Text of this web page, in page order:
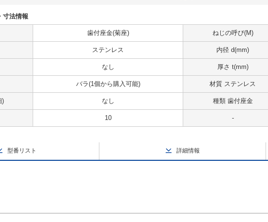
寸法情報
歯付座金(菊座) ねじの呼び(M)
ステンレス 内径 d(mm)
なし 厚さ t(mm)
バラ(1個から購入可能) 材質 ステンレス
) なし 種類 歯付座金
10 -
型番リスト 詳細情報